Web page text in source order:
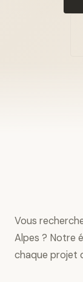
Vous
Alpes ? Notre
chaque projet